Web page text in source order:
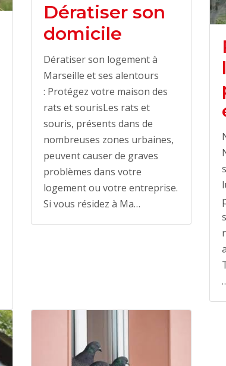
Dératiser son
domicile
Dératiser son logement à
Marseille et ses alentours
: Protégez votre maison des
rats et sourisLes rats et
souris, présents dans de
nombreuses zones urbaines,
peuvent causer de graves
problèmes dans votre
logement ou votre entreprise.
Si vous résidez à Ma…